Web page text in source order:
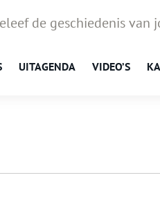
de geschiedenis van
UITAGENDA VIDEO’S